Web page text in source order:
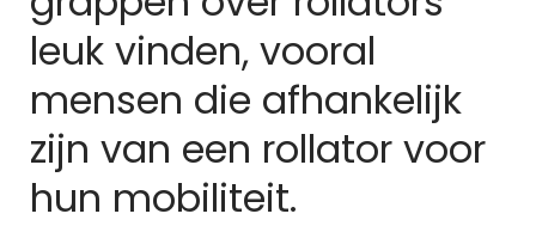
leuk vinden, vooral
mensen die afhankelijk
zijn van een rollator voor
hun mobiliteit.